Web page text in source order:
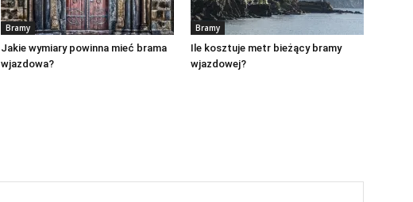
Bramy
Jakie wymiary powinna mieć brama
wjazdowa?
Bramy
Ile kosztuje metr bieżący bramy
wjazdowej?